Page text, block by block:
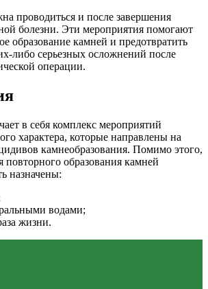
проводиться и после завершения
болезни. Эти мероприятия помогают
образование камней и предотвратить
либо серьезных осложнений после
операции.
в себя комплекс мероприятий
характера, которые направлены на
камнеобразования. Помимо этого,
повторного образования камней
назначены:
водами;
жизни.